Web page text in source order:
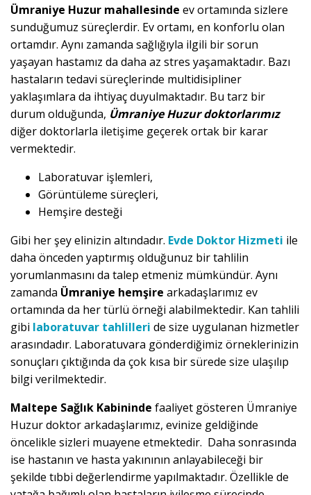
Ümraniye Huzur mahallesinde ev ortamında sizlere
sunduğumuz süreçlerdir. Ev ortamı, en konforlu olan
ortamdır. Aynı zamanda sağlığıyla ilgili bir sorun
yaşayan hastamız da daha az stres yaşamaktadır. Bazı
hastaların tedavi süreçlerinde multidisipliner
yaklaşımlara da ihtiyaç duyulmaktadır. Bu tarz bir
durum olduğunda, Ümraniye Huzur doktorlarımız
diğer doktorlarla iletişime geçerek ortak bir karar
vermektedir.
Laboratuvar işlemleri,
Görüntüleme süreçleri,
Hemşire desteği
Gibi her şey elinizin altındadır. Evde Doktor Hizmeti ile
daha önceden yaptırmış olduğunuz bir tahlilin
yorumlanmasını da talep etmeniz mümkündür. Aynı
zamanda Ümraniye hemşire arkadaşlarımız ev
ortamında da her türlü örneği alabilmektedir. Kan tahlili
gibi laboratuvar tahlilleri de size uygulanan hizmetler
arasındadır. Laboratuvara gönderdiğimiz örneklerinizin
sonuçları çıktığında da çok kısa bir sürede size ulaşılıp
bilgi verilmektedir.
Maltepe Sağlık Kabininde faaliyet gösteren Ümraniye
Huzur doktor arkadaşlarımız, evinize geldiğinde
öncelikle sizleri muayene etmektedir. Daha sonrasında
ise hastanın ve hasta yakınının anlayabileceği bir
şekilde tıbbi değerlendirme yapılmaktadır. Özellikle de